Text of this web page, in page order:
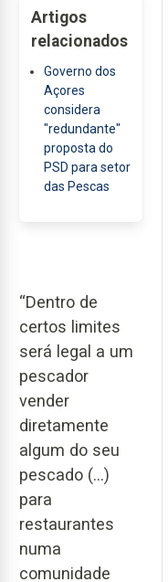
Artigos
relacionados
Governo dos
Açores
considera
"redundante"
proposta do
PSD para setor
das Pescas
“Dentro de
certos limites
será legal a um
pescador
vender
diretamente
algum do seu
pescado (…)
para
restaurantes
numa
comunidade